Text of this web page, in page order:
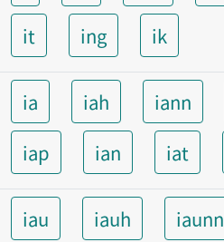
it
ing ik
ia iah iann
iap
ian iat
iau iauh iaunn